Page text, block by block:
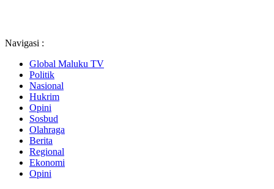
Navigasi :
Global Maluku TV
Politik
Nasional
Hukrim
Opini
Sosbud
Olahraga
Berita
Regional
Ekonomi
Opini